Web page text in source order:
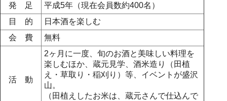
発 足
平成5年（現在会員数約400名）
目 的
日本酒を楽しむ
会 費
無料
活 動
2ヶ月に一度、旬のお酒と美味しい料理を
楽しむほか、蔵元見学、酒米造り（田植
え・草取り・稲刈り）等、イベントが盛沢
山。
（田植えしたお米は、蔵元さんで仕込んで